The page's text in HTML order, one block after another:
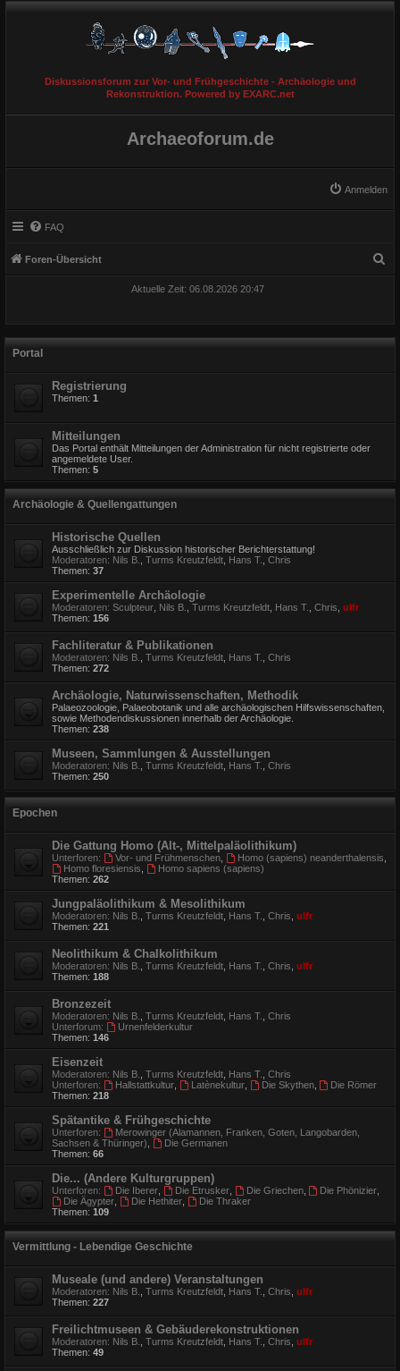
Diskussionsforum zur Vor- und Frühgeschichte - Archäologie und
Rekonstruktion. Powered by EXARC.net
Archaeoforum.de
Anmelden
FAQ
Foren-Übersicht
Aktuelle Zeit: 06.08.2026 20:47
Portal
Registrierung
Themen: 1
Mitteilungen
Das Portal enthält Mitteilungen der Administration für nicht registrierte oder
angemeldete User.
Themen: 5
Archäologie & Quellengattungen
Historische Quellen
Ausschließlich zur Diskussion historischer Berichterstattung!
Moderatoren: Nils B. Turms Kreutzfeldt Hans T.
Chris
Themen: 37
Experimentelle Archäologie
Moderatoren: Sculpteur Nils B. Turms Kreutzfeldt Hans T. Chris ulfr
Themen: 156
Fachliteratur & Publikationen
Moderatoren: Nils B. Turms Kreutzfeldt Hans T.
Chris
Themen: 272
Archäologie, Naturwissenschaften, Methodik
Palaeozoologie, Palaeobotanik und alle archäologischen Hilfswissenschaften,
sowie Methodendiskussionen innerhalb der Archäologie.
Themen: 238
Museen, Sammlungen & Ausstellungen
Moderatoren: Nils B. Turms Kreutzfeldt Hans T.
Chris
Themen: 250
Epochen
Die Gattung Homo (Alt-, Mittelpaläolithikum)
Unterforen: Vor- und Frühmenschen, Homo (sapiens) neanderthalensis
Homo floresiensis
Homo sapiens (sapiens)
Themen: 262
Jungpaläolithikum & Mesolithikum
Moderatoren: Nils B. Turms Kreutzfeldt Hans T. Chris ulfr
Themen: 221
Neolithikum & Chalkolithikum
Moderatoren: Nils B. Turms Kreutzfeldt Hans T. Chris ulfr
Themen: 188
Bronzezeit
Moderatoren: Nils B. Turms Kreutzfeldt Hans T.
Chris
Unterforum:
Urnenfelderkultur
Themen: 146
Eisenzeit
Moderatoren: Nils B. Turms Kreutzfeldt Hans T.
Chris
Unterforen:
Hallstattkultur, Latènekultur, Die Skythen,
Die Römer
Themen: 218
Spätantike & Frühgeschichte
Unterforen:
Merowinger (Alamannen, Franken, Goten, Langobarden,
Sachsen & Thüringer)
Die Germanen
Themen: 66
Die... (Andere Kulturgruppen)
Unterforen: Die Iberer, Die Etrusker, Die Griechen, Die Phönizier
Die Ägypter, Die Hethiter,
Die Thraker
Themen: 109
Vermittlung - Lebendige Geschichte
Museale (und andere) Veranstaltungen
Moderatoren: Nils B. Turms Kreutzfeldt Hans T. Chris ulfr
Themen: 227
Freilichtmuseen & Gebäuderekonstruktionen
Moderatoren: Nils B. Turms Kreutzfeldt Hans T. Chris ulfr
Themen: 49